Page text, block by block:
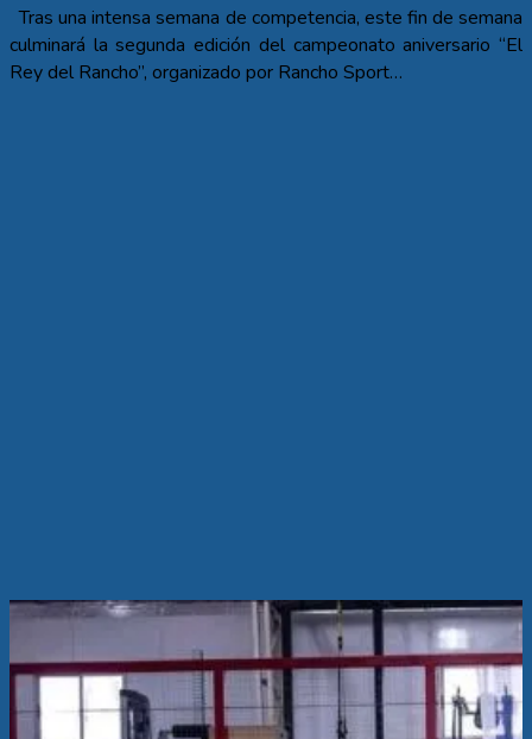
Tras una intensa semana de competencia, este fin de semana
culminará la segunda edición del campeonato aniversario “El
Rey del Rancho”, organizado por Rancho Sport…